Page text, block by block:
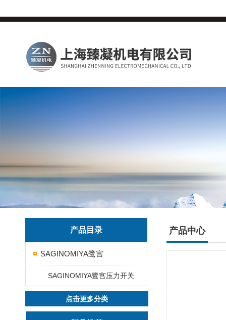
产品目录
SAGINOMIYA鹭宫
SAGINOMIYA鹭宫压力开关
点击更多分类
产品中心